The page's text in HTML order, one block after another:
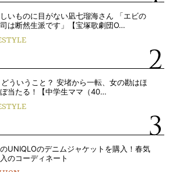
いものに目がない凪七瑠海さん 「エビの
は断然生派です」【宝塚歌劇団O…
どういうこと？ 安堵から一転、女の勘はほ
当たる！【中学生ママ（40…
UNIQLOのデニムジャケットを購入！春気
のコーディネート